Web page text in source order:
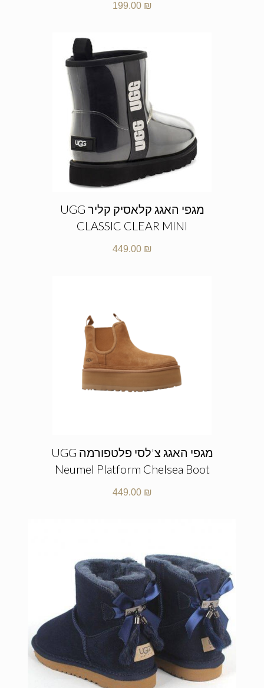
199.00 ₪
מגפי האגג קלאסיק קליר UGG
CLASSIC CLEAR MINI
449.00 ₪
מגפי האגג צ'לסי פלטפורמה UGG
Neumel Platform Chelsea Boot
449.00 ₪